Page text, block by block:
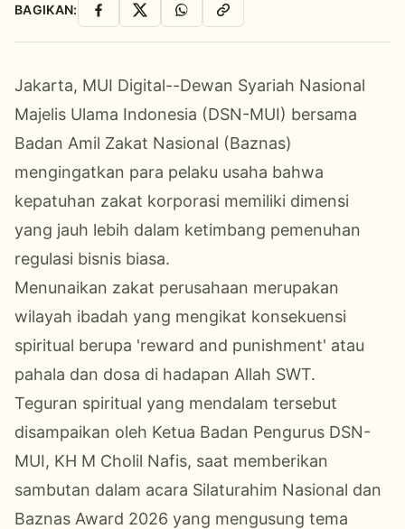
BAGIKAN: Facebook
X WhatsAppSalin Link
Jakarta, MUI Digital--Dewan Syariah Nasional
Majelis Ulama Indonesia (DSN-MUI) bersama
Badan Amil Zakat Nasional (Baznas)
mengingatkan para pelaku usaha bahwa
kepatuhan zakat korporasi memiliki dimensi
yang jauh lebih dalam ketimbang pemenuhan
regulasi bisnis biasa.
Menunaikan zakat perusahaan merupakan
wilayah ibadah yang mengikat konsekuensi
spiritual berupa 'reward and punishment' atau
pahala dan dosa di hadapan Allah SWT.
Teguran spiritual yang mendalam tersebut
disampaikan oleh Ketua Badan Pengurus DSN-
MUI, KH M Cholil Nafis, saat memberikan
sambutan dalam acara Silaturahim Nasional dan
Baznas Award 2026 yang mengusung tema